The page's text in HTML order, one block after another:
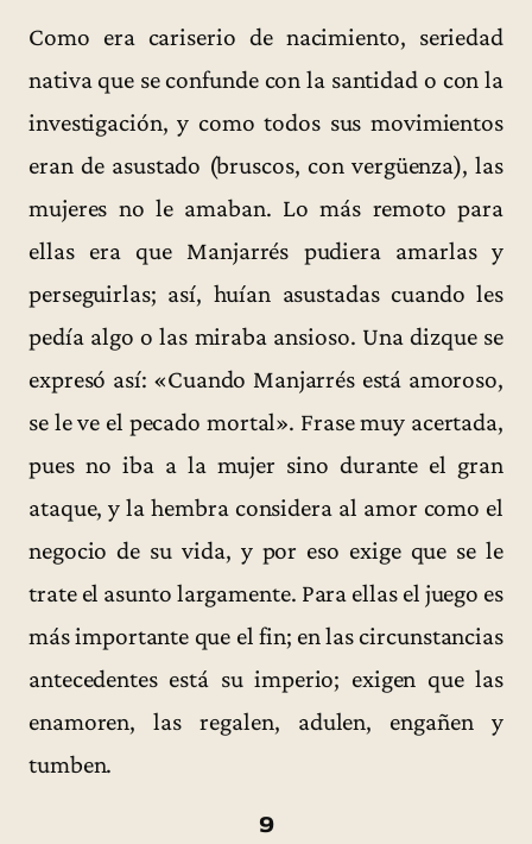
Como era cariserio de nacimiento, seriedad
nativa que se confunde con la santidad o con la
investigación, y como todos sus movimientos
eran de asustado (bruscos, con vergüenza), las
mujeres no le amaban. Lo más remoto para
ellas era que Manjarrés pudiera amarlas y
perseguirlas; así, huían asustadas cuando les
pedía algo o las miraba ansioso. Una dizque se
expresó así: «Cuando Manjarrés está amoroso,
se le ve el pecado mortal». Frase muy acertada,
pues no iba a la mujer sino durante el gran
ataque, y la hembra considera al amor como el
negocio de su vida, y por eso exige que se le
trate el asunto largamente. Para ellas el juego es
más importante que el fin; en las circunstancias
antecedentes está su imperio; exigen que las
enamoren, las regalen, adulen, engañen y
tumben.
9